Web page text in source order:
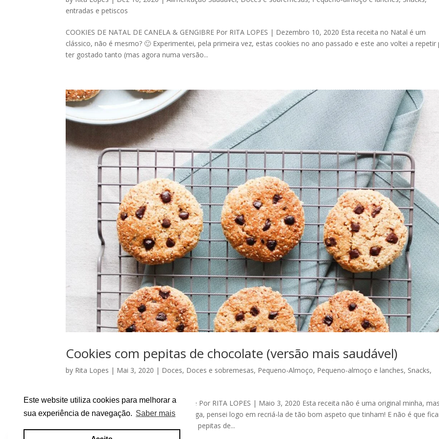
Este website utiliza cookies para melhorar a
sua experiência de navegação. Saber mais
entradas e petiscos
COOKIES DE NATAL DE CANELA & GENGIBRE Por RITA LOPES | Dezembro 10, 2020 Esta receita no Natal é um
clássico, não é mesmo? 🙂 Experimentei, pela primeira vez, estas cookies no ano passado e este ano voltei a repetir
ter gostado tanto (mas agora numa versão...
Cookies com pepitas de chocolate (versão mais saudável)
by Rita Lopes | Mai 3, 2020 | Doces, Doces e sobremesas, Pequeno-Almoço, Pequeno-almoço e lanches, Snacks,
COOKIES COM PEPITAS DE CHOCOLATe Por RITA LOPES | Maio 3, 2020 Esta receita não é uma original minha,
quando a encontrei no feed de uma colega, pensei logo em recriá-la de tão bom aspeto que tinham! E não é que
mesmo boas? 🙂 São umas cookies com pepitas de...